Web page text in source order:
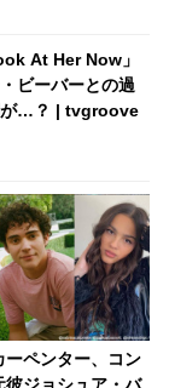
At Her Now」
ビーバーとの過
が…？ | tvgroove
ーペンター、コン